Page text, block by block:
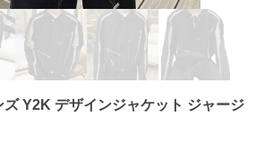
ズ Y2K デザインジャケット ジャージ